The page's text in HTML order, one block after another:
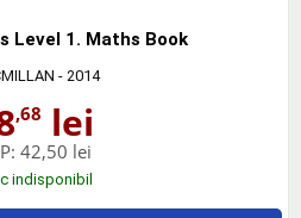
Level 1. Maths Book
- 2014
,68 lei
42,50 lei
indisponibil